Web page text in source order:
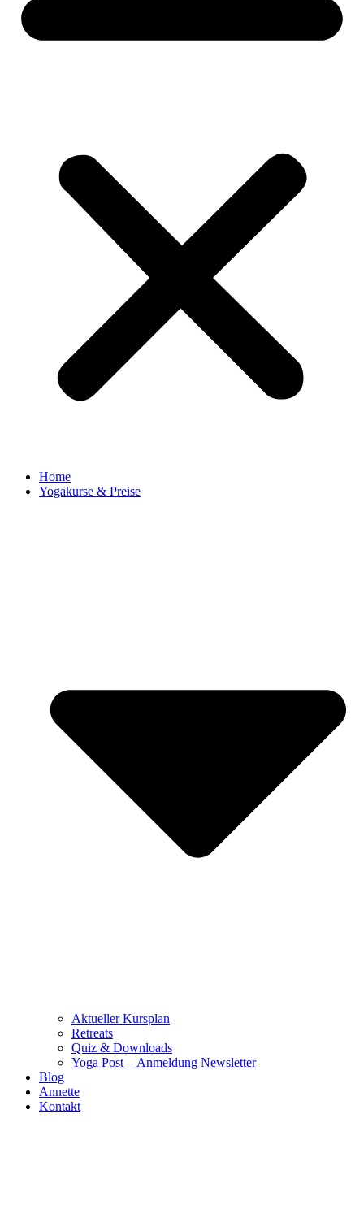
Home
Yogakurse & Preise
Aktueller Kursplan
Retreats
Quiz & Downloads
Yoga Post – Anmeldung Newsletter
Blog
Annette
Kontakt